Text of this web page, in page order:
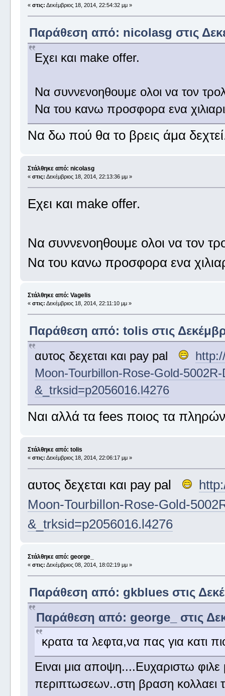
« στις: Δεκέμβριος 18, 2014, 22:54:32 μμ »
Παράθεση από: nicolasg στις
Εχει και make offer.
Να συννενοηθουμε ολοι να τον
Να του κανω προσφορα ενα
Να δω πού θα το βρεις άμα
Στάλθηκε από: nicolasg
« στις: Δεκέμβριος 18, 2014, 22:13:36 μμ »
Εχει και make offer.
Να συννενοηθουμε ολοι να τον
Να του κανω προσφορα ενα
Στάλθηκε από: Vagelis
« στις: Δεκέμβριος 18, 2014, 22:11:10 μμ »
Παράθεση από: tolis στις
αυτος δεχεται και pay pal
Moon-Tourbillon-Rose-Gold-
&_trksid=p2056016.l4276
Ναι αλλά τα fees ποιος τα
Στάλθηκε από: tolis
« στις: Δεκέμβριος 18, 2014, 22:06:17 μμ »
αυτος δεχεται και pay pal
Moon-Tourbillon-Rose-Gold-
&_trksid=p2056016.l4276
Στάλθηκε από: george_
« στις: Δεκέμβριος 08, 2014, 18:02:19 μμ »
Παράθεση από: gkblues στις
Παράθεση από: george_ στις
κρατα τα λεφτα,να πας για κατι
Ειναι μια αποψη....Ευχαριστω
περιπτωσεων..στη βραση κολλαει